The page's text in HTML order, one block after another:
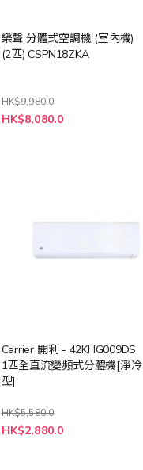
樂聲 分體式空調機 (室內機)
(2匹) CSPN18ZKA
HK$9,980.0
特
殊
HK$8,080.0
Carrier 開利 - 42KHG009DS
1匹全直流變頻式分體機[淨冷
型]
HK$5,580.0
特
殊
HK$2,880.0